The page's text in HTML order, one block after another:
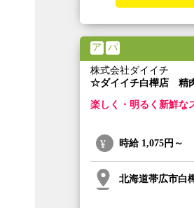
ア パ
株式会社ダイイチ
☆ダイイチ白樺店 精
楽しく・明るく新鮮な
時給 1,075円～
北海道帯広市白